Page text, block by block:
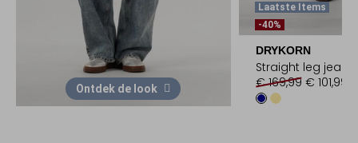
Ontdek de look
Laatste Items
-40%
DRYKORN
Straight leg jeans
€ 169,99 € 101,99